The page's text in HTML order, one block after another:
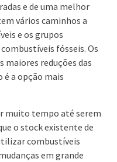
e de uma melhor
vários caminhos a
e os grupos
fósseis. Os
reduções das
é a opção mais
muito tempo até serem
o stock existente de
combustíveis
em grande